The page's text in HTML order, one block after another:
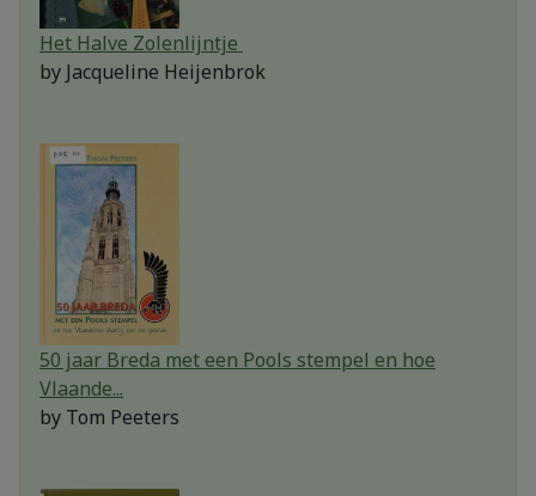
Het Halve Zolenlijntje
by Jacqueline Heijenbrok
50 jaar Breda met een Pools stempel en hoe
Vlaande...
by Tom Peeters